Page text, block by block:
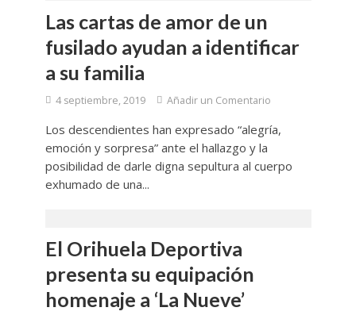
Las cartas de amor de un
fusilado ayudan a identificar
a su familia
4 septiembre, 2019 Añadir un Comentario
Los descendientes han expresado “alegría,
emoción y sorpresa” ante el hallazgo y la
posibilidad de darle digna sepultura al cuerpo
exhumado de una...
El Orihuela Deportiva
presenta su equipación
homenaje a ‘La Nueve’